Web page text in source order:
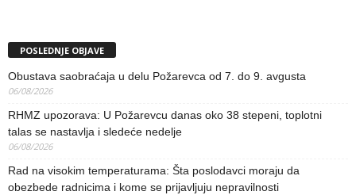
POSLEDNJE OBJAVE
Obustava saobraćaja u delu Požarevca od 7. do 9. avgusta
06/08/2026
RHMZ upozorava: U Požarevcu danas oko 38 stepeni, toplotni
talas se nastavlja i sledeće nedelje
06/08/2026
Rad na visokim temperaturama: Šta poslodavci moraju da
obezbede radnicima i kome se prijavljuju nepravilnosti